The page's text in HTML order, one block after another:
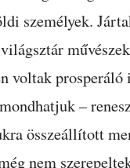
személyek.
voltak prosperáló
–
összeállított
nem